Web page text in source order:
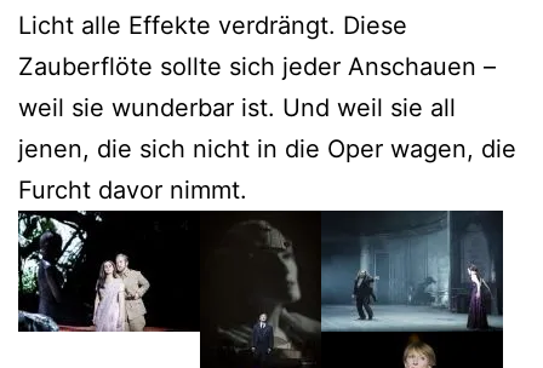
Licht alle Effekte verdrängt. Diese
Zauberflöte sollte sich jeder Anschauen –
weil sie wunderbar ist. Und weil sie all
jenen, die sich nicht in die Oper wagen, die
Furcht davor nimmt.